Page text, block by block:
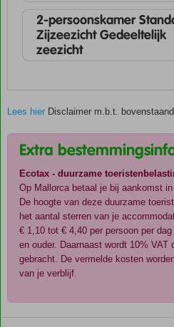
2-persoonskamer
Zijzeezicht Gedeeltelijk
zeezicht
Lees hier Disclaimer m.b.t.
Extra
Ecotax - duurzame
Op Mallorca betaal je bij aankomst
De hoogte van deze duurzame
het aantal sterren van je
€ 1,10 tot € 4,40 per persoon per
en ouder. Daarnaast wordt 10%
gebracht. De vermelde kosten
van je verblijf.